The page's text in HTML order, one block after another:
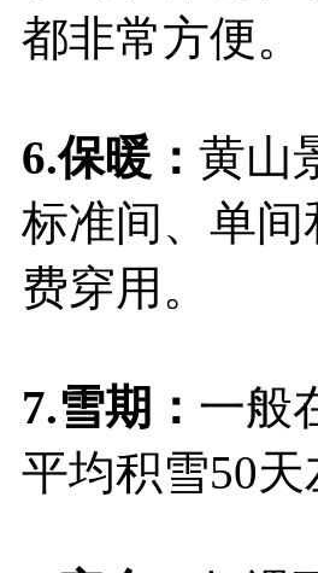
都非常方便。
6.保暖： 黄山
标准间、单
费穿用。
7.雪期： 一般
平均积雪50